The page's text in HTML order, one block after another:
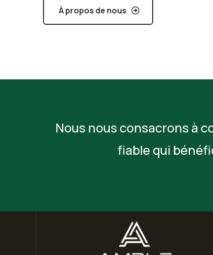
À propos de nous
Nous nous consacrons à
fiable qui